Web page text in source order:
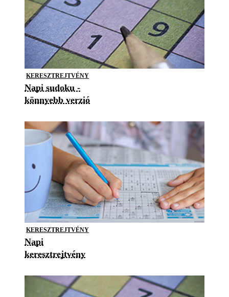
KERESZTREJTVÉNY
Napi sudoku -
könnyebb verzió
KERESZTREJTVÉNY
Napi
keresztrejtvény